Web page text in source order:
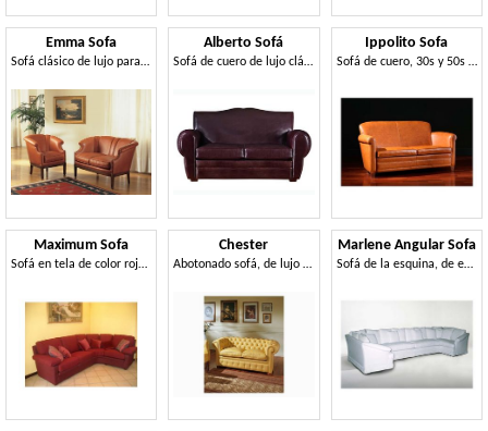
Emma Sofa
Sofá clásico de lujo para salas de estar y hotel
Alberto Sofá
Sofá de cuero de lujo clásico, para diversos entornos
Ippolito Sofa
Sofá de cuero, 30s y 50s estilo
Maximum Sofa
Sofá en tela de color rojo, para uso residencial
Chester
Abotonado sofá, de lujo clásico salón, en piel
Marlene Angular Sofa
Sofá de la esquina, de estilo clásico, en la tela